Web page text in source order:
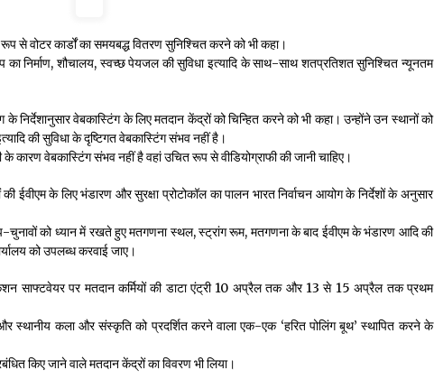
रूप से वोटर कार्डों का समयबद्ध वितरण सुनिश्चित करने को भी कहा।
का निर्माण, शौचालय, स्वच्छ पेयजल की सुविधा इत्यादि के साथ-साथ शतप्रतिशत सुनिश्चित न्यूनतम
के निर्देशानुसार वेबकास्टिंग के लिए मतदान केंद्रों को चिन्हित करने को भी कहा। उन्होंने उन स्थानों को
की सुविधा के दृष्टिगत वेबकास्टिंग संभव नहीं है।
कारण वेबकास्टिंग संभव नहीं है वहां उचित रूप से वीडियोग्राफी की जानी चाहिए।
ईवीएम के लिए भंडारण और सुरक्षा प्रोटोकॉल का पालन भारत निर्वाचन आयोग के निर्देशों के अनुसार
चुनावों को ध्यान में रखते हुए मतगणना स्थल, स्ट्रांग रूम, मतगणना के बाद ईवीएम के भंडारण आदि की
को उपलब्ध करवाई जाए।
साफ्टवेयर पर मतदान कर्मियों की डाटा एंट्री 10 अप्रैल तक और 13 से 15 अप्रैल तक प्रथम
और स्थानीय कला और संस्कृति को प्रदर्शित करने वाला एक-एक ‘हरित पोलिंग बूथ’ स्थापित करने के
किए जाने वाले मतदान केंद्रों का विवरण भी लिया।